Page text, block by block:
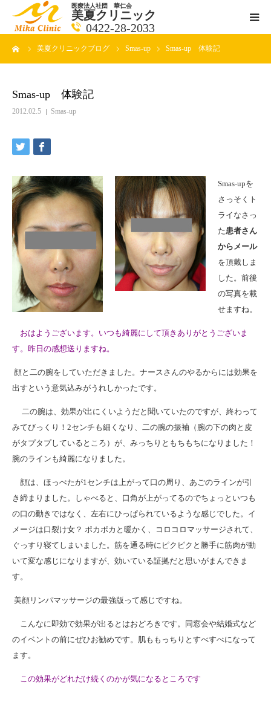
医療法人社団 華仁会
美夏クリニック
0422-28-2033
美夏クリニックブログ Smas-up Smas-up 体験記
Smas-up 体験記
2012.02.5 Smas-up
Smas-upを
さっそくト
ライなさっ
た患者さん
からメール
を頂戴しま
した。前後
の写真を載
せますね。
おはようございます。いつも綺麗にして頂きありがとうございま
す。昨日の感想送りますね。
顔と二の腕をしていただきました。ナースさんのやるからには効果を
出すという意気込みがうれしかったです。
二の腕は、効果が出にくいようだと聞いていたのですが、終わって
みてびっくり！2センチも細くなり、二の腕の振袖（腕の下の肉と皮
がタプタプしているところ）が、みっちりともちもちになりました！
腕のラインも綺麗になりました。
顔は、ほっぺたが1センチは上がって口の周り、あごのラインが引
き締まりました。しゃべると、口角が上がってるのでちょっといつも
の口の動きではなく、左右にひっぱられているような感じでした。イ
メージは口裂け女？ ポカポカと暖かく、コロコロマッサージされて、
ぐっすり寝てしまいました。筋を通る時にピクピクと勝手に筋肉が動
いて変な感じになりますが、効いている証拠だと思いがまんできま
す。
美顔リンパマッサージの最強版って感じですね。
こんなに即効で効果が出るとはおどろきです。同窓会や結婚式など
のイベントの前にぜひお勧めです。肌ももっちりとすべすべになって
ます。
この効果がどれだけ続くのかが気になるところです
医師紹介
アクセス
メールで相談
ブログ一覧ページ
料金一覧 new